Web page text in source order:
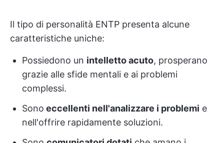
Il tipo di personalità ENTP presenta alcune
caratteristiche uniche:
Possiedono un intelletto acuto, prosperano
grazie alle sfide mentali e ai problemi
complessi.
Sono eccellenti nell'analizzare i problemi e
nell'offrire rapidamente soluzioni.